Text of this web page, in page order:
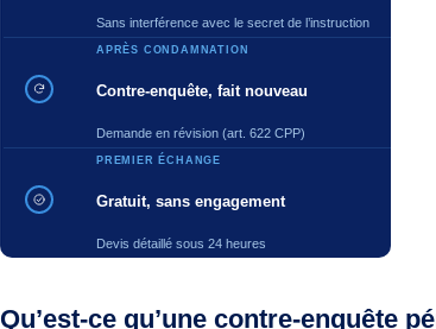
Sans interférence avec le secret de l’instruction
APRÈS CONDAMNATION
Contre-enquête, fait nouveau
Demande en révision (art. 622 CPP)
PREMIER ÉCHANGE
Gratuit, sans engagement
Devis détaillé sous 24 heures
Qu’est-ce qu’une contre-enquête